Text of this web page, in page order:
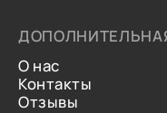
О нас
Контакты
Отзывы